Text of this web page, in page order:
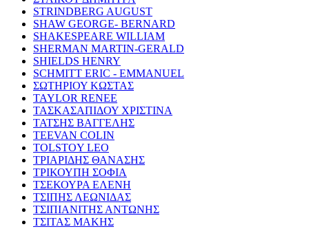
STRINDBERG AUGUST
SHAW GEORGE- BERNARD
SHAKESPEARE WILLIAM
SHERMAN MARTIN-GERALD
SHIELDS HENRY
SCHMITT ERIC - EMMANUEL
ΣΩΤΗΡΙΟΥ ΚΩΣΤΑΣ
TAYLOR RENEE
ΤΑΣΚΑΣΑΠΙΔΟΥ ΧΡΙΣΤΙΝΑ
ΤΑΤΣΗΣ ΒΑΓΓΕΛΗΣ
TEEVAN COLIN
TOLSTOY LEO
ΤΡΙΑΡΙΔΗΣ ΘΑΝΑΣΗΣ
ΤΡΙΚΟΥΠΗ ΣΟΦΙΑ
ΤΣΕΚΟΥΡΑ ΕΛΕΝΗ
ΤΣΙΠΗΣ ΛΕΩΝΙΔΑΣ
ΤΣΙΠΙΑΝΙΤΗΣ ΑΝΤΩΝΗΣ
ΤΣΙΤΑΣ ΜΑΚΗΣ